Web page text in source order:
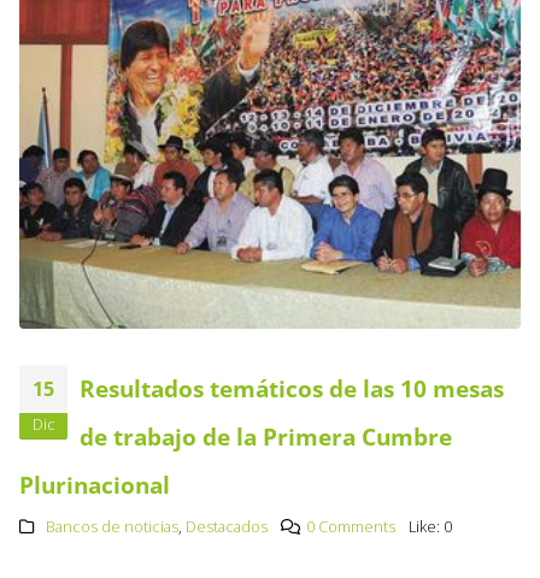
15
Dic
Resultados temáticos de las 10 mesas
de trabajo de la Primera Cumbre
Plurinacional
Bancos de noticias, Destacados 0 Comments Like: 0